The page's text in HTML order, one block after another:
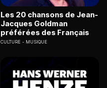
Les 20 chansons de Jean-
Jacques Goldman
préférées des Français
CULTURE MUSIQUE